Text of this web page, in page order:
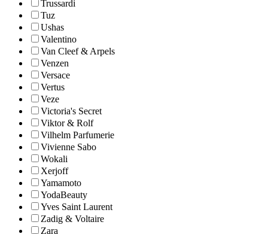
Trussardi
Tuz
Ushas
Valentino
Van Cleef & Arpels
Venzen
Versace
Vertus
Veze
Victoria's Secret
Viktor & Rolf
Vilhelm Parfumerie
Vivienne Sabo
Wokali
Xerjoff
Yamamoto
YodaBeauty
Yves Saint Laurent
Zadig & Voltaire
Zara